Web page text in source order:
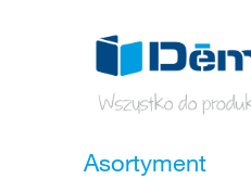
Asortyment